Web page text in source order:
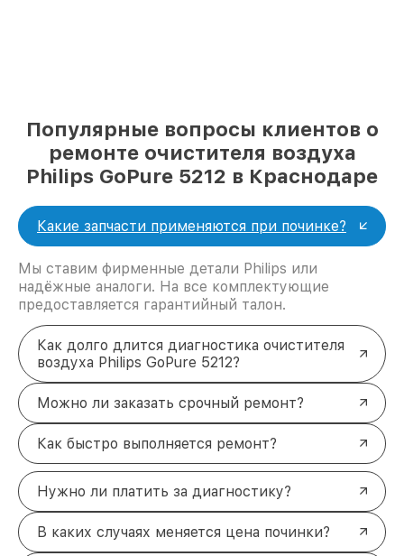
Популярные вопросы клиентов о
ремонте очистителя воздуха
Philips GoPure 5212 в Краснодаре
Какие запчасти применяются при починке?
Мы ставим фирменные детали Philips или
надёжные аналоги. На все комплектующие
предоставляется гарантийный талон.
Как долго длится диагностика очистителя
воздуха Philips GoPure 5212?
Можно ли заказать срочный ремонт?
Как быстро выполняется ремонт?
Нужно ли платить за диагностику?
В каких случаях меняется цена починки?